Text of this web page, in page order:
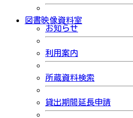
図書映像資料室
お知らせ
利用案内
所蔵資料検索
貸出期間延長申請